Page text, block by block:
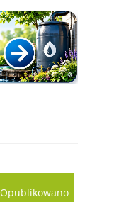
Opublikowano